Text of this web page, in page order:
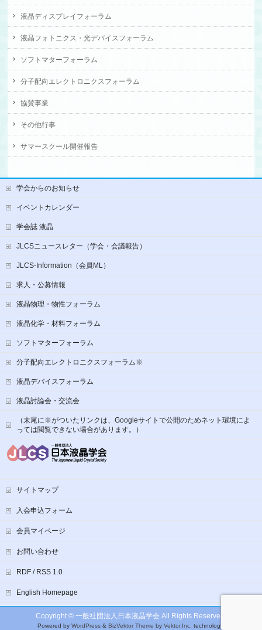
液晶ディスプレイフォーラム
液晶フォトニクス・光デバイスフォーラム
ソフトマターフォーラム
分子配向エレクトロニクスフォーラム
協賛事業
その他行事
サマースクール開催報告
学会からのお知らせ
イベントカレンダー
学会誌 液晶
JLCSニュースレター（学会・会議報告）
JLCS-Information（会員ML）
求人・公募情報
液晶物理・物性フォーラム
液晶化学・材料フォーラム
ソフトマターフォーラム
分子配向エレクトロニクスフォーラム※
液晶デバイスフォーラム
液晶討論会・交流会
（末尾に※がついたリンクは、Googleサイトで公開のためネット環境によ
っては閲覧できない場合があります。）
サイトマップ
入会申込フォーム
会員マイページ
お問い合わせ
RDF / RSS 1.0
English Homepage
Copyright © 一般社団法人日本液晶学会 All Rights Reserved.
Powered by WordPress& BizVektor Theme by Vektor,Inc. technology.